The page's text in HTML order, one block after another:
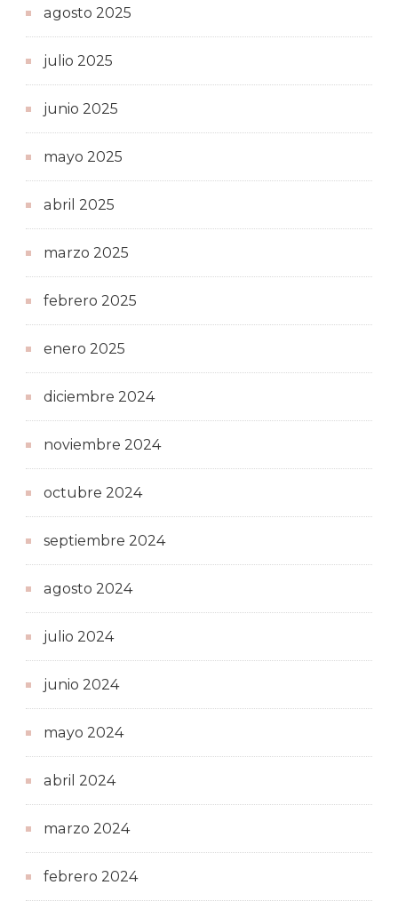
agosto 2025
julio 2025
junio 2025
mayo 2025
abril 2025
marzo 2025
febrero 2025
enero 2025
diciembre 2024
noviembre 2024
octubre 2024
septiembre 2024
agosto 2024
julio 2024
junio 2024
mayo 2024
abril 2024
marzo 2024
febrero 2024